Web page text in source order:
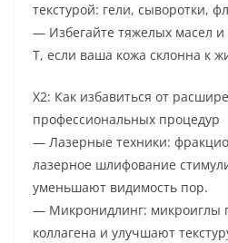
текстурой: гели, сыворотки,
— Избегайте тяжелых масел
Т, если ваша кожа склонна к
Х2: Как избавиться от
профессиональных процедур
— Лазерные техники:
лазерное шлифование
уменьшают видимость пор.
— Микронидлинг: микроиглы
коллагена и улучшают